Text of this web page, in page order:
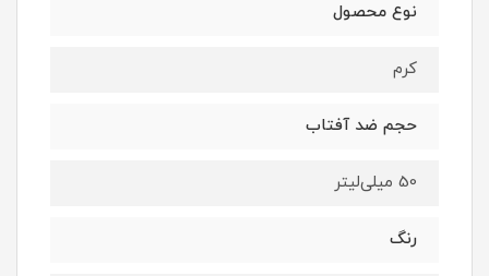
نوع محصول
کرم
حجم ضد آفتاب
50 میلی‌لیتر
رنگ